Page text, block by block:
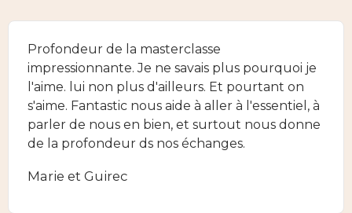
Profondeur de la masterclasse
impressionnante. Je ne savais plus pourquoi je
l'aime. lui non plus d'ailleurs. Et pourtant on
s'aime. Fantastic nous aide à aller à l'essentiel, à
parler de nous en bien, et surtout nous donne
de la profondeur ds nos échanges.
Marie et Guirec